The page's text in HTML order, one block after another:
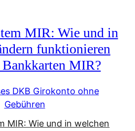
MIR: Wie und in
funktionieren
Bankkarten MIR?
DKB Girokonto ohne
Gebühren